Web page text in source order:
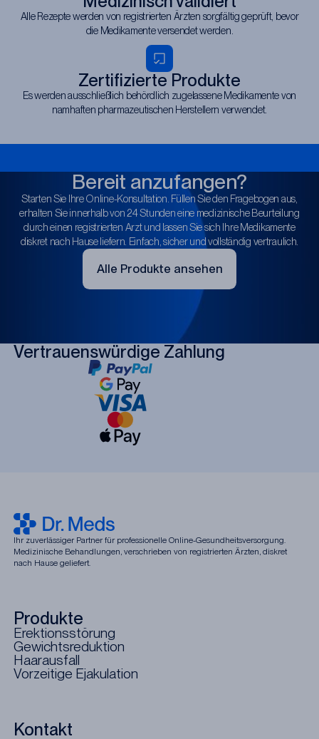
Alle Rezepte werden von registrierten Ärzten sorgfältig geprüft, bevor
die Medikamente versendet werden.
Zertifizierte Produkte
Es werden ausschließlich behördlich zugelassene Medikamente von
namhaften pharmazeutischen Herstellern verwendet.
Bereit anzufangen?
Starten Sie Ihre Online-Konsultation. Füllen Sie den Fragebogen aus,
erhalten Sie innerhalb von 24 Stunden eine medizinische Beurteilung
durch einen registrierten Arzt und lassen Sie sich Ihre Medikamente
diskret nach Hause liefern. Einfach, sicher und vollständig vertraulich.
Alle Produkte ansehen
Vertrauenswürdige Zahlung
Ihr zuverlässiger Partner für professionelle Online-Gesundheitsversorgung.
Medizinische Behandlungen, verschrieben von registrierten Ärzten, diskret
nach Hause geliefert.
Produkte
Erektionsstörung
Gewichtsreduktion
Haarausfall
Vorzeitige Ejakulation
Kontakt